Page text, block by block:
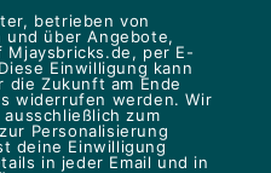
betrieben von
und über Angebote,
Mjaysbricks.de, per E-
Einwilligung kann
Zukunft am Ende
widerrufen werden. Wir
zum
Personalisierung
deine Einwilligung
in jeder Email und in